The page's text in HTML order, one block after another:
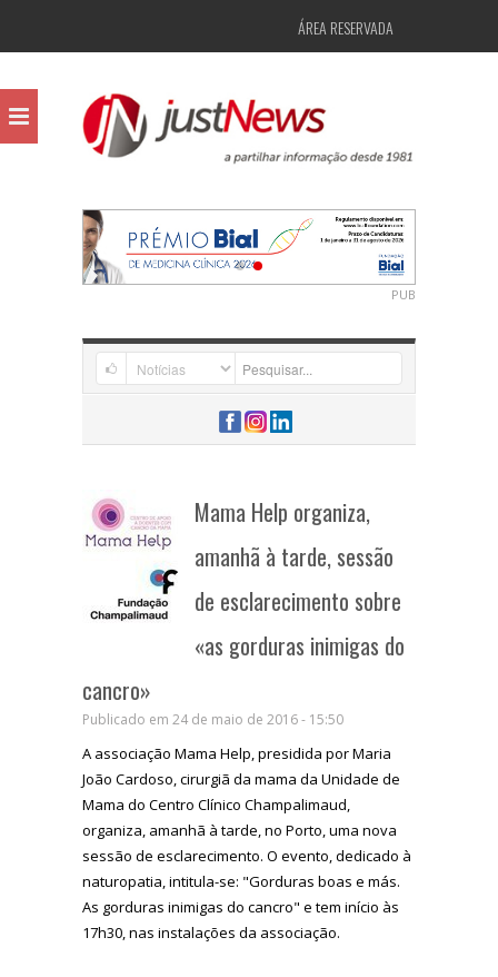
ÁREA RESERVADA
PUB
Mama Help organiza,
amanhã à tarde, sessão
de esclarecimento sobre
«as gorduras inimigas do
cancro»
Publicado em 24 de maio de 2016 - 15:50
A associação Mama Help, presidida por Maria
João Cardoso, cirurgiã da mama da Unidade de
Mama do Centro Clínico Champalimaud,
organiza, amanhã à tarde, no Porto, uma nova
sessão de esclarecimento. O evento, dedicado à
naturopatia, intitula-se: "Gorduras boas e más.
As gorduras inimigas do cancro" e tem início às
17h30, nas instalações da associação.